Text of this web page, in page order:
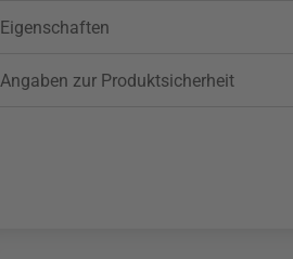
Eigenschaften
Angaben zur Produktsicherheit